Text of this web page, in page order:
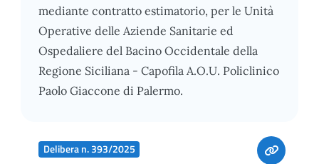
mediante contratto estimatorio, per le Unità
Operative delle Aziende Sanitarie ed
Ospedaliere del Bacino Occidentale della
Regione Siciliana - Capofila A.O.U. Policlinico
Paolo Giaccone di Palermo.
Delibera n. 393/2025